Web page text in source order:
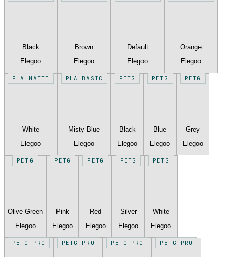
Black
Elegoo
Brown
Elegoo
Default
Elegoo
Orange
Elegoo
PLA MATTE
White
Elegoo
PLA BASIC
Misty Blue
Elegoo
PETG
Black
Elegoo
PETG
Blue
Elegoo
PETG
Grey
Elegoo
PETG
Olive Green
Elegoo
PETG
Pink
Elegoo
PETG
Red
Elegoo
PETG
Silver
Elegoo
PETG
White
Elegoo
PETG PRO PETG PRO PETG PRO PETG PRO